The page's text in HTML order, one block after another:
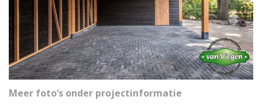
Meer foto’s onder projectinformatie